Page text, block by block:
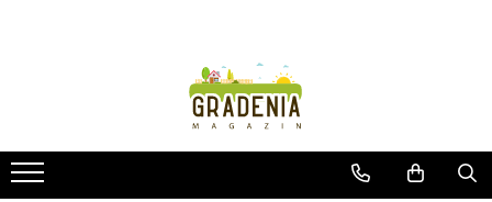
Tractorașe de cosit iarba
Masini de tuns iarba